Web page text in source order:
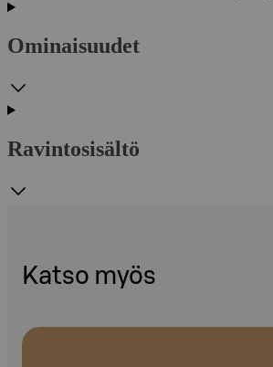
Ominaisuudet
Ravintosisältö
Katso myös